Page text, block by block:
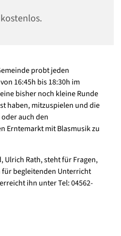
probt jeden
16:45h bis 18:30h im
bisher noch kleine Runde
haben, mitzuspielen und die
auch den
Erntemarkt mit Blasmusik zu
Ulrich Rath, steht für Fragen,
begleitenden Unterricht
ihn unter Tel: 04562-